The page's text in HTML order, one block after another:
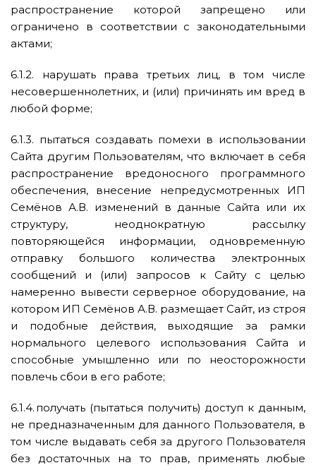
распространение которой запрещено или
ограничено в соответствии с законодательными
актами;
6.1.2. нарушать права третьих лиц, в том числе
несовершеннолетних, и (или) причинять им вред в
любой форме;
6.1.3. пытаться создавать помехи в использовании
Сайта другим Пользователям, что включает в себя
распространение вредоносного программного
обеспечения, внесение непредусмотренных ИП
Семёнов А.В. изменений в данные Сайта или их
структуру, неоднократную рассылку
повторяющейся информации, одновременную
отправку большого количества электронных
сообщений и (или) запросов к Сайту с целью
намеренно вывести серверное оборудование, на
котором ИП Семёнов А.В. размещает Сайт, из строя
и подобные действия, выходящие за рамки
нормального целевого использования Сайта и
способные умышленно или по неосторожности
повлечь сбои в его работе;
6.1.4. получать (пытаться получить) доступ к данным,
не предназначенным для данного Пользователя, в
том числе выдавать себя за другого Пользователя
без достаточных на то прав, применять любые